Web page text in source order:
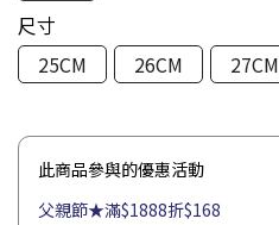
尺寸
25CM
26CM 27CM
此商品參與的優惠活動
父親節★滿$1888折$168